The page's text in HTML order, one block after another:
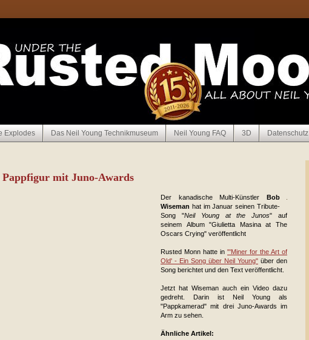
Explodes Das Neil Young Technikmuseum Neil Young FAQ 3D Datenschutz
Pappfigur mit Juno-Awards
Der kanadische Multi-Künstler Bob
Wiseman hat im Januar seinen Tribute-
Song "Neil Young at the Junos" auf
seinem Album "Giulietta Masina at The
Oscars Crying" veröffentlicht
Rusted Monn hatte in "'Miner for the Art of
Old' - Ein Song über Neil Young" über den
Song berichtet und den Text veröffentlicht.
Jetzt hat Wiseman auch ein Video dazu
gedreht. Darin ist Neil Young als
"Pappkamerad" mit drei Juno-Awards im
Arm zu sehen.
Ähnliche Artikel: